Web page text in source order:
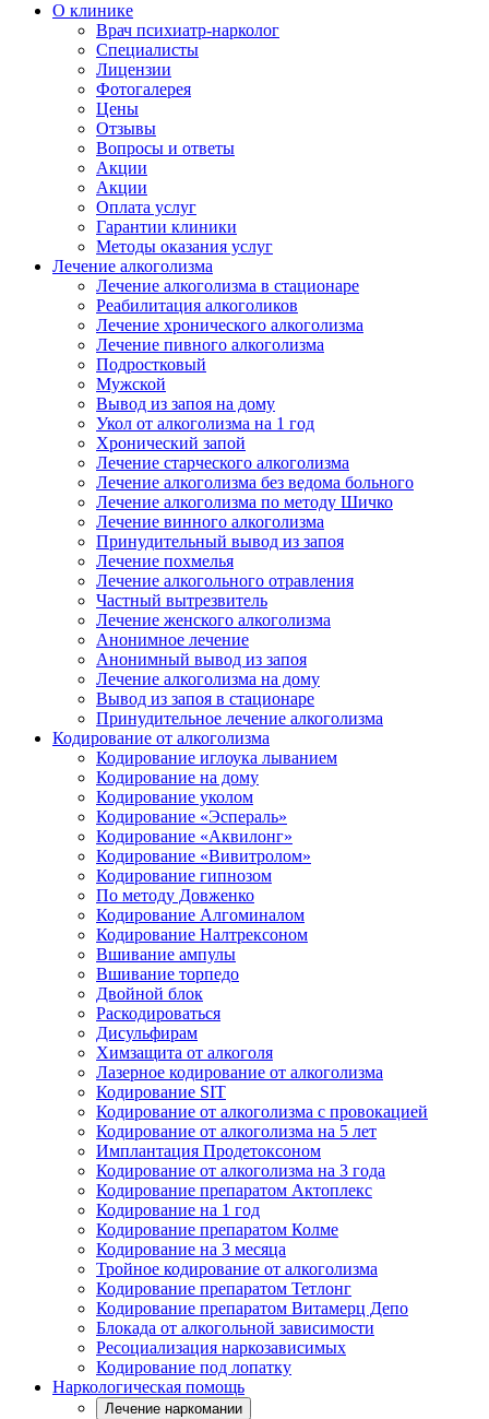
О клинике
Врач психиатр-нарколог
Специалисты
Лицензии
Фотогалерея
Цены
Отзывы
Вопросы и ответы
Акции
Акции
Оплата услуг
Гарантии клиники
Методы оказания услуг
Лечение алкоголизма
Лечение алкоголизма в стационаре
Реабилитация алкоголиков
Лечение хронического алкоголизма
Лечение пивного алкоголизма
Подростковый
Мужской
Вывод из запоя на дому
Укол от алкоголизма на 1 год
Хронический запой
Лечение старческого алкоголизма
Лечение алкоголизма без ведома больного
Лечение алкоголизма по методу Шичко
Лечение винного алкоголизма
Принудительный вывод из запоя
Лечение похмелья
Лечение алкогольного отравления
Частный вытрезвитель
Лечение женского алкоголизма
Анонимное лечение
Анонимный вывод из запоя
Лечение алкоголизма на дому
Вывод из запоя в стационаре
Принудительное лечение алкоголизма
Кодирование от алкоголизма
Кодирование иглоука лыванием
Кодирование на дому
Кодирование уколом
Кодирование «Эспераль»
Кодирование «Аквилонг»
Кодирование «Вивитролом»
Кодирование гипнозом
По методу Довженко
Кодирование Алгоминалом
Кодирование Налтрексоном
Вшивание ампулы
Вшивание торпедо
Двойной блок
Раскодироваться
Дисульфирам
Химзащита от алкоголя
Лазерное кодирование от алкоголизма
Кодирование SIT
Кодирование от алкоголизма с провокацией
Кодирование от алкоголизма на 5 лет
Имплантация Продетоксоном
Кодирование от алкоголизма на 3 года
Кодирование препаратом Актоплекс
Кодирование на 1 год
Кодирование препаратом Колме
Кодирование на 3 месяца
Тройное кодирование от алкоголизма
Кодирование препаратом Тетлонг
Кодирование препаратом Витамерц Депо
Блокада от алкогольной зависимости
Ресоциализация наркозависимых
Кодирование под лопатку
Наркологическая помощь
Лечение наркомании